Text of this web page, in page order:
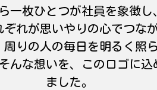
一枚ひとつが社員を象徴し
ぞれが思いやりの心でつな
周りの人の毎日を明るく照ら
んな想いを、このロゴに込
ました。